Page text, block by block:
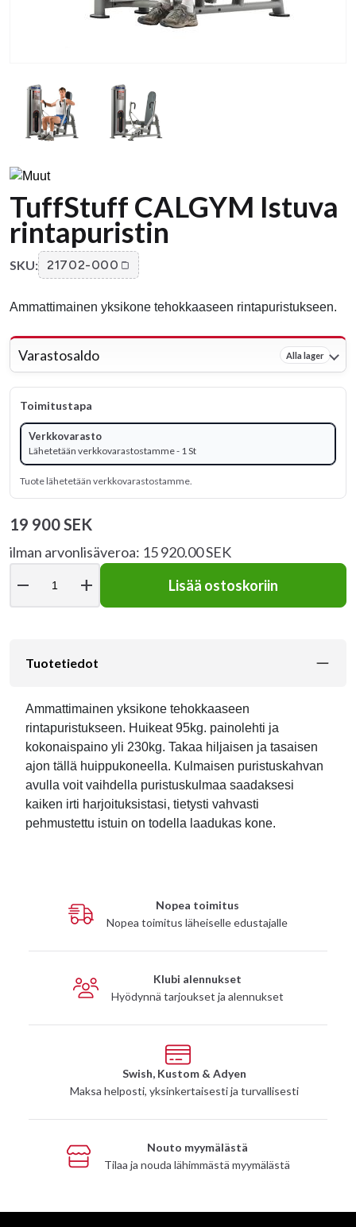
TuffStuff CALGYM Istuva
rintapuristin
SKU: 21702-000
Ammattimainen yksikone tehokkaaseen rintapuristukseen.
Varastosaldo Alla lager
Toimitustapa
Verkkovarasto
Lähetetään verkkovarastostamme - 1 St
Tuote lähetetään verkkovarastostamme.
19 900 SEK
ilman arvonlisäveroa: 15 920.00 SEK
remove add Lisää ostoskoriin
Tuotetiedot
Ammattimainen yksikone tehokkaaseen
rintapuristukseen. Huikeat 95kg. painolehti ja
kokonaispaino yli 230kg. Takaa hiljaisen ja tasaisen
ajon tällä huippukoneella. Kulmaisen puristuskahvan
avulla voit vaihdella puristuskulmaa saadaksesi
kaiken irti harjoituksistasi, tietysti vahvasti
pehmustettu istuin on todella laadukas kone.
Nopea toimitus
Nopea toimitus läheiselle edustajalle
Klubi alennukset
Hyödynnä tarjoukset ja alennukset
Swish, Kustom & Adyen
Maksa helposti, yksinkertaisesti ja turvallisesti
Nouto myymälästä
Tilaa ja nouda lähimmästä myymälästä